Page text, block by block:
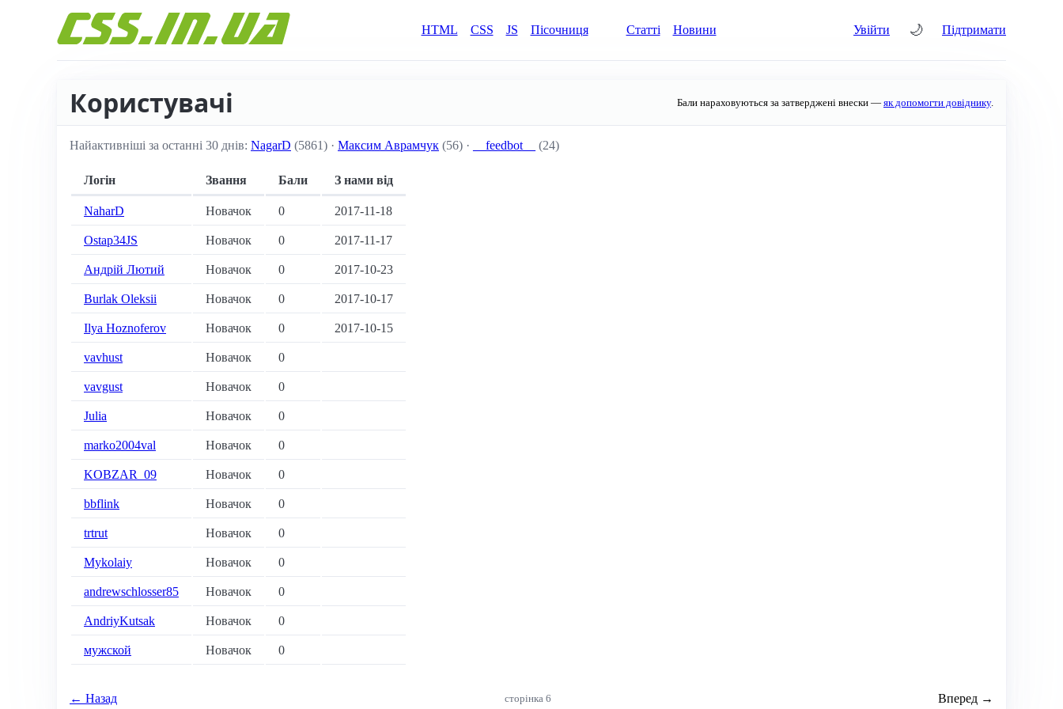
HTML
CSS JS Пісочниця Статті Новини Увійти 🌙 Підтримати
Користувачі Бали нараховуються за затверджені внески — як допомогти довіднику.
Найактивніші за останні 30 днів: NagarD (5861) · Максим Аврамчук (56) · __feedbot__ (24)
Логін Звання Бали З нами від
NaharD Новачок 0 2017-11-18
Ostap34JS Новачок 0 2017-11-17
Андрій Лютий Новачок 0 2017-10-23
Burlak Oleksii Новачок 0 2017-10-17
Ilya Hoznoferov Новачок 0 2017-10-15
vavhust Новачок 0
vavgust Новачок 0
Julia Новачок 0
marko2004val Новачок 0
KOBZAR_09 Новачок 0
bbflink Новачок 0
trtrut Новачок 0
Mykolaiy Новачок 0
andrewschlosser85 Новачок 0
AndriyKutsak Новачок 0
мужской Новачок 0
← Назад сторінка 6 Вперед →